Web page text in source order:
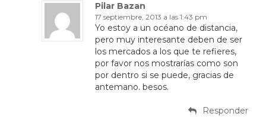
Pilar Bazan
17 septiembre, 2013 a las 1:43 pm
Yo estoy a un océano de distancia,
pero muy interesante deben de ser
los mercados a los que te refieres,
por favor nos mostrarías como son
por dentro si se puede, gracias de
antemano. besos.
Responder